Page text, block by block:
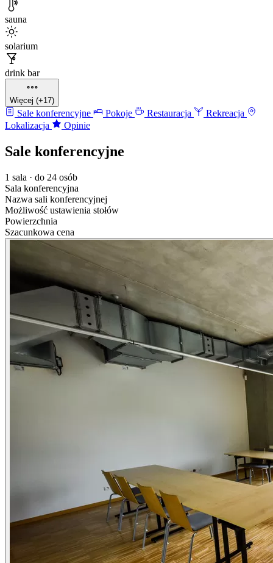
sauna
solarium
drink bar
Więcej (+17)
Sale konferencyjne Pokoje Restauracja
Rekreacja
Lokalizacja
Opinie
Sale konferencyjne
1 sala · do 24 osób
Sala konferencyjna
Nazwa sali konferencyjnej
Możliwość ustawienia stołów
Powierzchnia
Szacunkowa cena